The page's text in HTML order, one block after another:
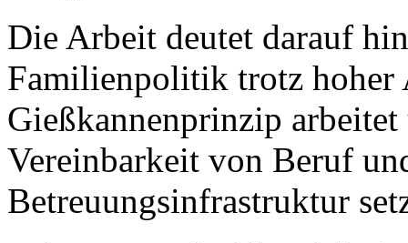
Die Arbeit deutet darauf
Familienpolitik trotz hoher
Gießkannenprinzip
Vereinbarkeit von Beruf
Betreuungsinfrastruktur